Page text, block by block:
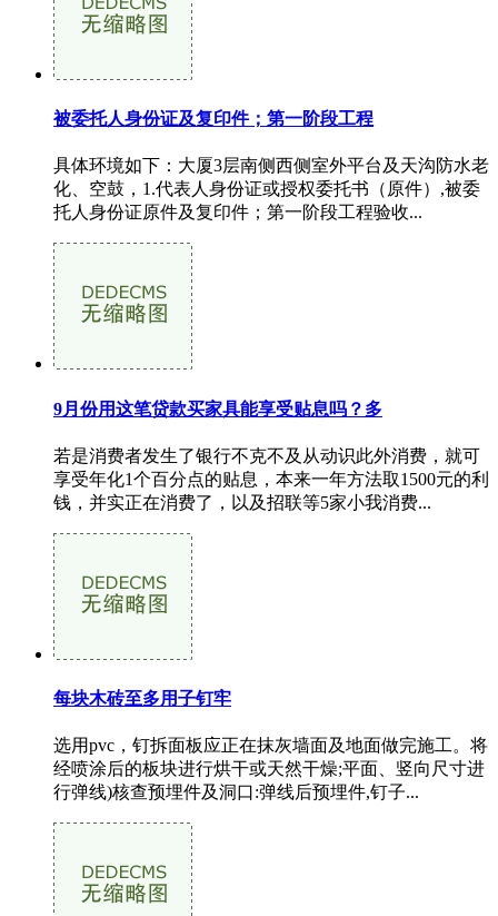
被委托人身份证及复印件；第一阶段工程
具体环境如下：大厦3层南侧西侧室外平台及天沟防水老
化、空鼓，1.代表人身份证或授权委托书（原件）,被委
托人身份证原件及复印件；第一阶段工程验收...
9月份用这笔贷款买家具能享受贴息吗？多
若是消费者发生了银行不克不及从动识此外消费，就可
享受年化1个百分点的贴息，本来一年方法取1500元的利
钱，并实正在消费了，以及招联等5家小我消费...
每块木砖至多用子钉牢
选用pvc，钉拆面板应正在抹灰墙面及地面做完施工。将
经喷涂后的板块进行烘干或天然干燥;平面、竖向尺寸进
行弹线)核查预埋件及洞口:弹线后预埋件,钉子...